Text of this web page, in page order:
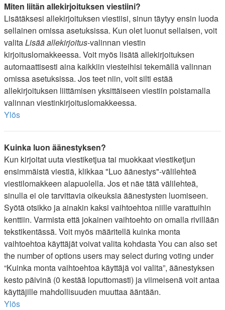
Miten liitän allekirjoituksen viestiini?
Lisätäksesi allekirjoituksen viestiisi, sinun täytyy ensin luoda
sellainen omissa asetuksissa. Kun olet luonut sellaisen, voit
valitaLisää allekirjoitus-valinnan viestin
kirjoituslomakkeessa. Voit myös lisätä allekirjoituksen
automaattisesti aina kaikkiin viesteihisi tekemällä valinnan
omissa asetuksissa. Jos teet niin, voit silti estää
allekirjoituksen liittämisen yksittäiseen viestiin poistamalla
valinnan viestinkirjoituslomakkeessa.
Ylös
Kuinka luon äänestyksen?
Kun kirjoitat uuta viestiketjua tai muokkaat viestiketjun
ensimmäistä viestiä, klikkaa "Luo äänestys"-välilehteä
viestilomakkeen alapuolella. Jos et näe tätä välilehteä,
sinulla ei ole tarvittavia oikeuksia äänestysten luomiseen.
Syötä otsikko ja ainakin kaksi vaihtoehtoa niille varattuihin
kenttiin. Varmista että jokainen vaihtoehto on omalla rivillään
tekstikentässä. Voit myös määritellä kuinka monta
vaihtoehtoa käyttäjät voivat valita kohdasta You can also set
the number of options users may select during voting under
“Kuinka monta vaihtoehtoa käyttäjä voi valita”, äänestyksen
kesto päivinä (0 kestää loputtomasti) ja viimeisenä voit antaa
käyttäjille mahdollisuuden muuttaa ääntään.
Ylös